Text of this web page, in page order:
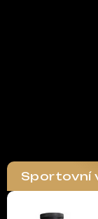
Sportovní